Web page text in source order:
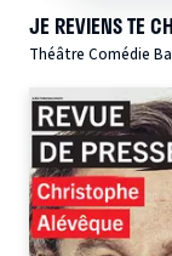
JE REVIENS TE
Théâtre Comédie